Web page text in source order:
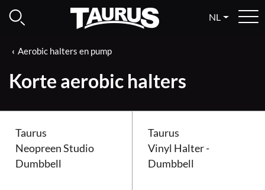
NL
Aerobic halters en pump
Korte aerobic halters
Taurus
Neopreen Studio
Dumbbell
Taurus
Vinyl Halter -
Dumbbell